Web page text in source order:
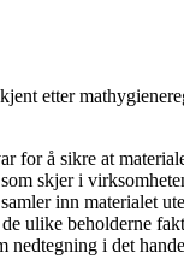
etter
for å sikre at
skjer i
inn materialet
ulike beholderne
i det